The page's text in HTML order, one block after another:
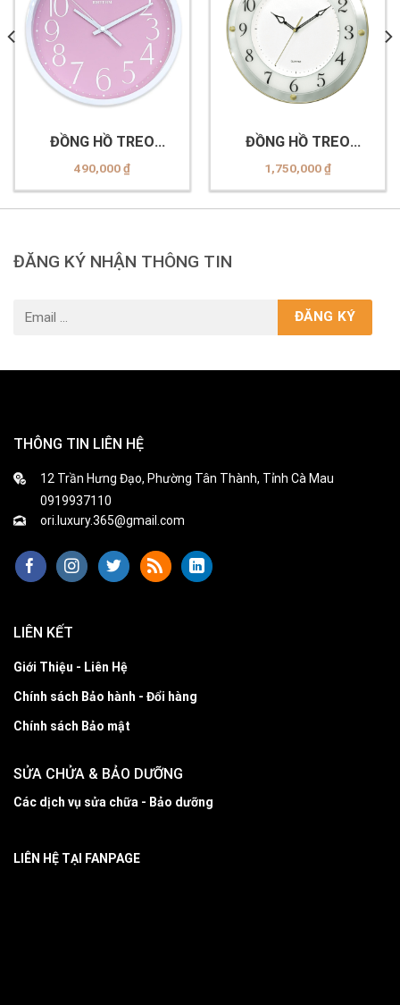
ĐỒNG HỒ TREO
TƯỜNG RHYTHM
CMG625NR13
490,000₫
ĐỒNG HỒ TREO
TƯỜNG RHYTHM
CMG876NR18
1,750,000₫
ĐĂNG KÝ NHẬN THÔNG TIN
THÔNG TIN LIÊN HỆ
12 Trần Hưng Đạo, Phường Tân Thành, Tỉnh Cà Mau
0919937110
ori.luxury.365@gmail.com
LIÊN KẾT
Giới Thiệu - Liên Hệ
Chính sách Bảo hành - Đổi hàng
Chính sách Bảo mật
SỬA CHỬA & BẢO DƯỠNG
Các dịch vụ sửa chữa - Bảo dưỡng
LIÊN HỆ TẠI FANPAGE